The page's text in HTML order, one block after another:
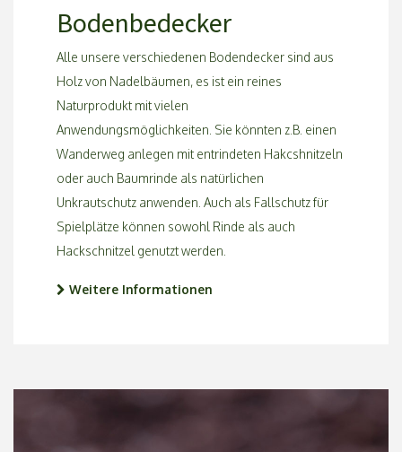
Bodenbedecker
Alle unsere verschiedenen Bodendecker sind aus
Holz von Nadelbäumen, es ist ein reines
Naturprodukt mit vielen
Anwendungsmöglichkeiten. Sie könnten z.B. einen
Wanderweg anlegen mit entrindeten Hakcshnitzeln
oder auch Baumrinde als natürlichen
Unkrautschutz anwenden. Auch als Fallschutz für
Spielplätze können sowohl Rinde als auch
Hackschnitzel genutzt werden.
Weitere Informationen